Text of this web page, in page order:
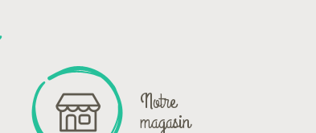
Notre
magasin